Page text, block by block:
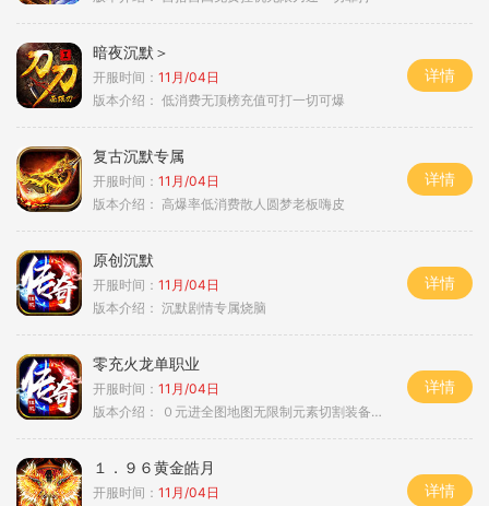
暗夜沉默＞
开服时间： 11月/04日
版本介绍： 低消费无顶榜充值可打一切可爆
详情
复古沉默专属
开服时间： 11月/04日
版本介绍： 高爆率低消费散人圆梦老板嗨皮
详情
原创沉默
开服时间： 11月/04日
版本介绍： 沉默剧情专属烧脑
详情
零充火龙单职业
开服时间： 11月/04日
版本介绍：
０元进全图地图无限制元素切割装备鉴定
详情
１．９６黄金皓月
开服时间： 11月/04日
详情